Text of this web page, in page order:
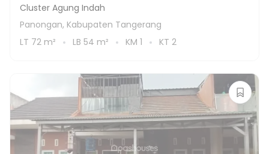
Cluster Agung Indah
Panongan, Kabupaten Tangerang
LT 72 m² LB 54 m² KM 1 KT 2